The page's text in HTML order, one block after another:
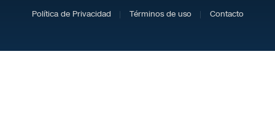
Política de Privacidad
Términos de uso Contacto